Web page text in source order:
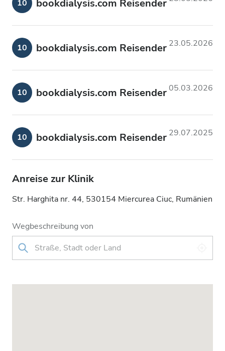
10 bookdialysis.com Reisender
10 bookdialysis.com Reisender 23.05.2026
10 bookdialysis.com Reisender 05.03.2026
10 bookdialysis.com Reisender 29.07.2025
Anreise zur Klinik
Str. Harghita nr. 44, 530154 Miercurea Ciuc, Rumänien
Wegbeschreibung von